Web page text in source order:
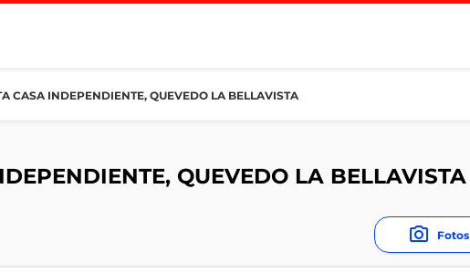
CASA INDEPENDIENTE, QUEVEDO LA BELLAVISTA
QUEVEDO LA BELLAVISTA
Fotos